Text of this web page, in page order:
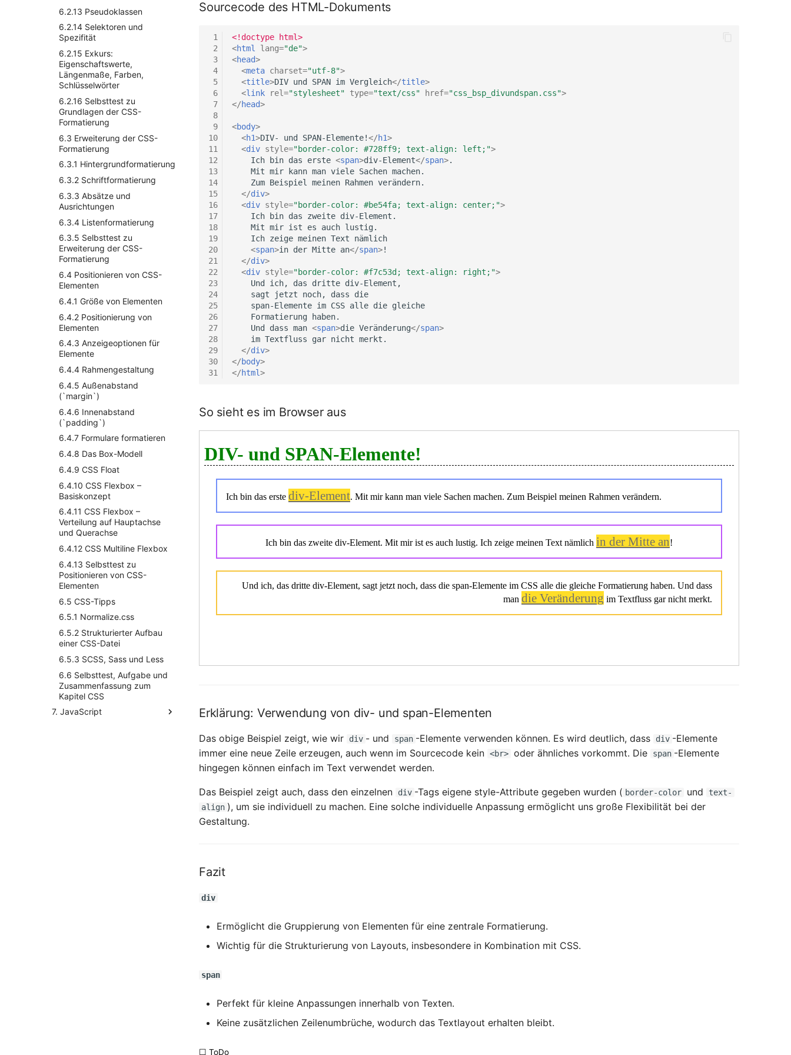
Lebensdauer
2.7.5 Festplattenverbund
2.8 Selbsttest zu Linux
Elemente für Formatierungen
4.2.7 Links und Anker im
HTML-Dokument
4.2.8 Grafiken einbinden
4.2.9 Die Elemente figure und
figcaption nutzen
4.2.10 SVG-Grafiken
verwenden
4.2.11 Medien einbinden
4.2.12 Tabellen erstellen
4.2.13 Weitere HTML-
Elemente
4.2.14 Selbsttest zu HTML-
Dokument erstellen
4.3 HTML-Formulare
4.3.1 Formulare erstellen
4.3.2 Eingabefelder input
4.3.3 Attribute für das input-
Element
4.3.4 Radio Buttons und
Checkboxen
4.3.5 Eingabebereiche
textarea
4.3.6 Auswahllisten select
4.3.7 Buttons und Absenden
von Formularen
4.3.8 Selbsttest zu HTML-
Formulare
4.4 HTML Hinweise und Tipps
4.4.1 Responsive Design und
Mobile First
4.4.2 Konventionen über
Dateinamen
4.4.3 Sonderzeichen und
Umlaute
4.5 Zusammenfassung
Kapitel HTML
4.5.1 Selbsttest zum
gesamten Kapitel HTML
4.5.2 Aufgabe zum Kapitel
HTML
6.2.13 Pseudoklassen
6.2.14 Selektoren und
Spezifität
6.2.15 Exkurs:
Eigenschaftswerte,
Längenmaße, Farben,
Schlüsselwörter
6.2.16 Selbsttest zu
Grundlagen der CSS-
Formatierung
6.3 Erweiterung der CSS-
Formatierung
6.3.1 Hintergrundformatierung
6.3.2 Schriftformatierung
6.3.3 Absätze und
Ausrichtungen
6.3.4 Listenformatierung
6.3.5 Selbsttest zu
Erweiterung der CSS-
Formatierung
6.4 Positionieren von CSS-
Elementen
6.4.1 Größe von Elementen
6.4.2 Positionierung von
Elementen
6.4.3 Anzeigeoptionen für
Elemente
6.4.4 Rahmengestaltung
6.4.5 Außenabstand
(`margin`)
6.4.6 Innenabstand
(`padding`)
6.4.7 Formulare formatieren
6.4.8 Das Box-Modell
6.4.9 CSS Float
6.4.10 CSS Flexbox –
Basiskonzept
6.4.11 CSS Flexbox –
Verteilung auf Hauptachse
und Querachse
6.4.12 CSS Multiline Flexbox
6.4.13 Selbsttest zu
Positionieren von CSS-
Elementen
6.5 CSS-Tipps
6.5.1 Normalize.css
6.5.2 Strukturierter Aufbau
einer CSS-Datei
6.5.3 SCSS, Sass und Less
6.6 Selbsttest, Aufgabe und
Zusammenfassung zum
Kapitel CSS
7. JavaScript
Sourcecode des HTML-Dokuments
1
2
3
4
5
6
7
8
9
10
11
12
13
14
15
16
17
18
19
20
21
22
23
24
25
26
27
28
29
30
31
<!doctype html>
<html lang="de">
<head>
<meta charset="utf-8">
<title>DIV und SPAN im Vergleich</title>
<link rel="stylesheet" type="text/css" href="css_bsp_divundspan.css">
</head>
<body>
<h1>DIV- und SPAN-Elemente!</h1>
<div style="border-color: #728ff9; text-align: left;">
    Ich bin das erste
<span>div-Element</span>
</div>
<div style="border-color: #be54fa; text-align: center;">
<span>in der Mitte an</span>
</div>
<div style="border-color: #f7c53d; text-align: right;">
    Und dass man
<span>die Veränderung</span>
</div>
</body>
</html>
So sieht es im Browser aus
Erklärung: Verwendung von div- und span-Elementen
Das obige Beispiel zeigt, wie wir div - und span -Elemente verwenden können. Es wird deutlich, dass div -Elemente
immer eine neue Zeile erzeugen, auch wenn im Sourcecode kein <br> oder ähnliches vorkommt. Die span -Elemente
hingegen können einfach im Text verwendet werden.
Das Beispiel zeigt auch, dass den einzelnen div -Tags eigene style-Attribute gegeben wurden ( border-color und
text-
align ), um sie individuell zu machen. Eine solche individuelle Anpassung ermöglicht uns große Flexibilität bei der
Gestaltung.
Fazit
div
Ermöglicht die Gruppierung von Elementen für eine zentrale Formatierung.
Wichtig für die Strukturierung von Layouts, insbesondere in Kombination mit CSS.
span
Perfekt für kleine Anpassungen innerhalb von Texten.
Keine zusätzlichen Zeilenumbrüche, wodurch das Textlayout erhalten bleibt.
☐ ToDo